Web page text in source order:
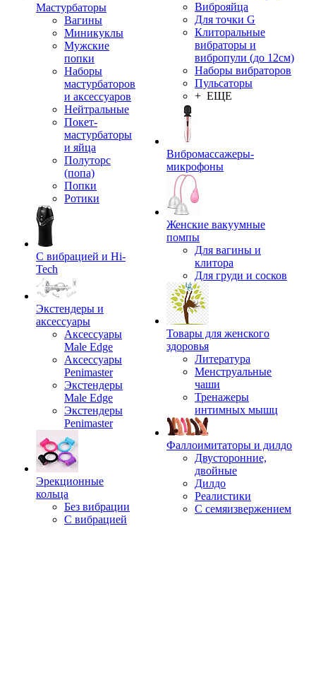
Мастурбаторы
Вагины
Миникуклы
Мужские
попки
Наборы
мастурбаторов
и аксессуаров
Нейтральные
Покет-
мастурбаторы
и яйца
Полуторс
(попа)
Попки
Ротики
С вибрацией и Hi-
Tech
Экстендеры и
аксессуары
Аксессуары
Male Edge
Аксессуары
Penimaster
Экстендеры
Male Edge
Экстендеры
Penimaster
Эрекционные
кольца
Без вибрации
С вибрацией
Виброяйца
Для точки G
Клиторальные
вибраторы и
вибропули (до 12см)
Наборы вибраторов
Пульсаторы
+ ЕЩЕ
Вибромассажеры-
микрофоны
Женские вакуумные
помпы
Для вагины и
клитора
Для груди и сосков
Товары для женского
здоровья
Литература
Менструальные
чаши
Тренажеры
интимных мышц
Фаллоимитаторы и дилдо
Двусторонние,
двойные
Дилдо
Реалистики
С семяизвержением